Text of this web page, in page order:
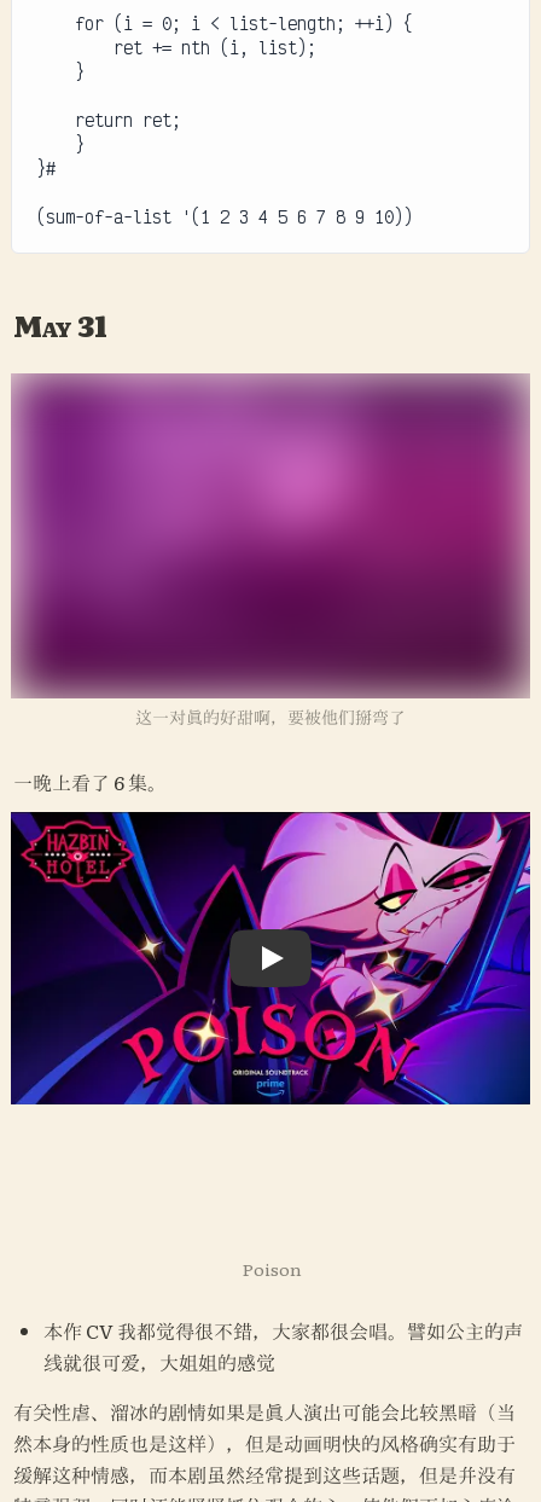
    for (i = 0; i < list-length; ++i) {
        ret += nth (i, list);
    }
    return ret;
    }
}#
(sum-of-a-list '(1 2 3 4 5 6 7 8 9 10))
May 31
这一对真的好甜啊，要被他们掰弯了
一晚上看了 6 集。
真的很喜欢 Angle，很 Lovable，也很令人心疼；声优也很
棒。声线很符合我对其人设的预想，小受。
我觉得他的那段歌剧真的将本剧提升了一个档次
Poison
本作 CV 我都觉得很不错，大家都很会唱。譬如公主的声
线就很可爱，大姐姐的感觉
有关性虐、溜冰的剧情如果是真人演出可能会比较黑暗（当
然本身的性质也是这样），但是动画明快的风格确实有助于
缓解这种情感，而本剧虽然经常提到这些话题，但是并没有